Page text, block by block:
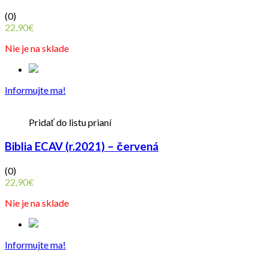
(0)
22,90€
Nie je na sklade
Informujte ma!
Pridať do listu prianí
Biblia ECAV (r.2021) – červená
(0)
22,90€
Nie je na sklade
Informujte ma!